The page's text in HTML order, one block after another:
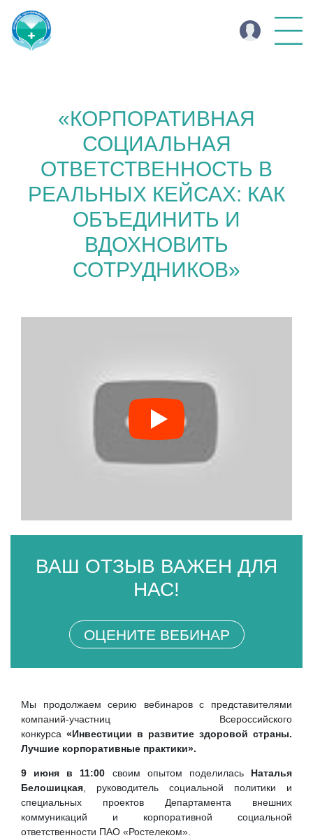
«КОРПОРАТИВНАЯ
СОЦИАЛЬНАЯ
ОТВЕТСТВЕННОСТЬ В
РЕАЛЬНЫХ КЕЙСАХ: КАК
ОБЪЕДИНИТЬ И
ВДОХНОВИТЬ
СОТРУДНИКОВ»
ВАШ ОТЗЫВ ВАЖЕН ДЛЯ
НАС!
ОЦЕНИТЕ ВЕБИНАР
Мы продолжаем серию вебинаров с представителями
компаний-участниц Всероссийского
конкурса «Инвестиции в развитие здоровой страны.
Лучшие корпоративные практики».
9 июня в 11:00 своим опытом поделилась Наталья
Белошицкая , руководитель социальной политики и
специальных проектов Департамента внешних
коммуникаций и корпоративной социальной
ответственности ПАО «Ростелеком».